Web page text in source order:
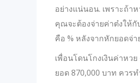
อย่างแน่นอน. เพราะถ้า
คุณจะต้องจ่ายค่าต๋งให้กั
คือ % หลังจากหักยอดจ่
เพื่อนโดนโกงเงินค่าหวย
ยอด 870,000 บาท ควรท